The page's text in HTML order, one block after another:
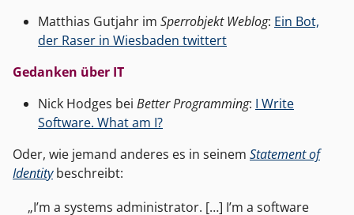
Matthias Gutjahr im Sperrobjekt Weblog: Ein Bot,
der Raser in Wiesbaden twittert
Gedanken über IT
Nick Hodges bei Better Programming: I Write
Software. What am I?
Oder, wie jemand anderes es in seinem Statement of
Identitybeschreibt:
I’m a systems administrator. […] I’m a software